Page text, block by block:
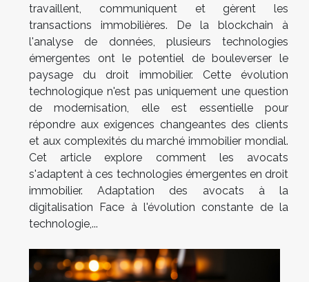
travaillent, communiquent et gèrent les
transactions immobilières. De la blockchain à
l'analyse de données, plusieurs technologies
émergentes ont le potentiel de bouleverser le
paysage du droit immobilier. Cette évolution
technologique n'est pas uniquement une question
de modernisation, elle est essentielle pour
répondre aux exigences changeantes des clients
et aux complexités du marché immobilier mondial.
Cet article explore comment les avocats
s'adaptent à ces technologies émergentes en droit
immobilier. Adaptation des avocats à la
digitalisation Face à l'évolution constante de la
technologie,...